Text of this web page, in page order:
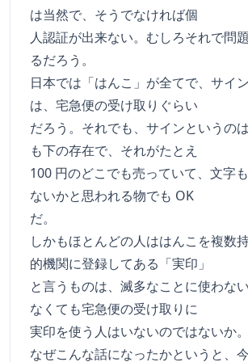
は当然で、そうでなければ個
人認証が出来ない。むしろそれで問
るだろう。
日本では「はんこ」が全てで、サイ
は、宅急便の受け取りぐらい
だろう。それでも、サインというの
も下の存在で、それがたとえ
100 円のどこでも売っていて、文字
ないかと思われる物でも OK
だ。
しかもほとんどの人ははんこを複数
的機関に登録してある「実印」
と言うものは、滅多なことに使わな
なくても宅急便の受け取りに
実印を使う人はいないのではないか。
なぜこんな話になったかというと、